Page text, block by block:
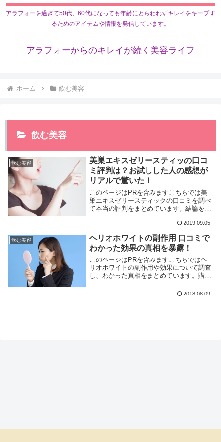
アラフォーを過ぎて50代、60代になっても年齢にとらわれずキレイをキープす
るためのアイテムや情報を発信しています。
アラフォーからのキレイが続く美容ライフ
ホーム 飲む美容
飲む美容
飲む美容
美巣エキスゼリースティッの口コ
ミ評判は？お試しした人の感想が
リアルで驚いた！
このページはPRを含みますこちらでは美
巣エキスゼリースティックの口コミを調べ
て本当の評判をまとめています。結論をい
では5点満点で4.7点と高評価！一度お試し
スゼリ...
2019.09.05
飲む美容
ヘリオホワイトの副作用 口コミで
わかった効果の真相を暴露！
このページはPRを含みますこちらではヘ
リオホワイトの副作用や効果について調査
し、わかった真相をまとめています。購入
ホワイトの効果と副作用の真相とはヘリオ
2018.08.09